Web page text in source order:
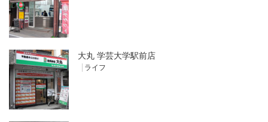
大丸 学芸大学駅前店
ライフ